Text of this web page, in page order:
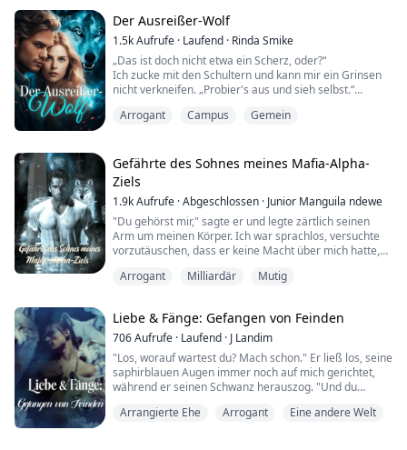
begann, seine Geschwister zu finden. ...
Der Ausreißer-Wolf
1.5kAufrufe · Laufend · Rinda Smike
„Das ist doch nicht etwa ein Scherz, oder?“
Ich zucke mit den Schultern und kann mir ein Grinsen
nicht verkneifen. „Probier's aus und sieh selbst.“
Also probiert er es. Owen beugt sich vor und küsst
sehr ich darauf gewartet hatte, aber sobald seine
Lippen meine berühren, küsse ich ihn zurück u...
Arrogant Campus Gemein
Gefährte des Sohnes meines Mafia-Alpha-
Ziels
1.9kAufrufe ·Abgeschlossen · Junior Manguila ndewe
"Du gehörst mir," sagte er und legte zärtlich seinen
Arm um meinen Körper. Ich war sprachlos, versuchte
vorzutäuschen, dass er keine Macht über mich hatte,
Fest an seine Brust gedrückt, fühlte ich mich erleichtert
dem Nichts hörte, die mich aus diesem Albtraum ...
Arrogant Milliardär Mutig
Liebe & Fänge: Gefangen von Feinden
706Aufrufe · Laufend · J Landim
"Los, worauf wartest du? Mach schon." Er ließ los, seine
saphirblauen Augen immer noch auf mich gerichtet,
während er seinen Schwanz herauszog. "Und du
Ich wollte es immer noch nicht glauben, ich wollte, dass
Arrangierte Ehe Arrogant Eine andere Welt